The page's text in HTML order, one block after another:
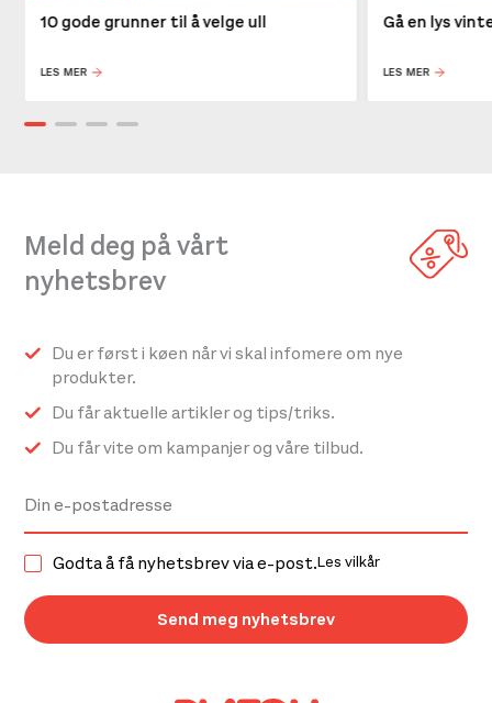
10 gode grunner til å velge ull
LES MER
Gå en lys
LES MER
Meld deg på vårt
nyhetsbrev
Du er først i køen når vi skal infomere om nye
produkter.
Du får aktuelle artikler og tips/triks.
Du får vite om kampanjer og våre tilbud.
Godta å få nyhetsbrev via e-post.Les vilkår